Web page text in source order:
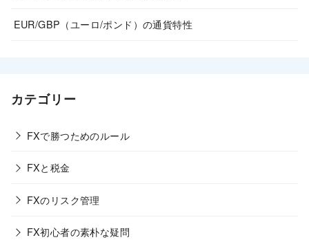
EUR/GBP（ユーロ/ポンド）の通貨特性
カテゴリー
FXで勝つためのルール
FXと税金
FXのリスク管理
FX初心者の素朴な疑問